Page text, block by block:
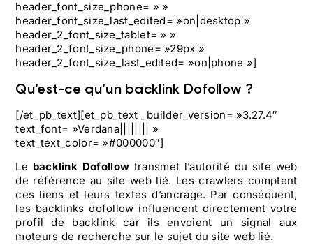
header_font_size_phone= » »
header_font_size_last_edited= »on|desktop »
header_2_font_size_tablet= » »
header_2_font_size_phone= »29px »
header_2_font_size_last_edited= »on|phone »]
Qu’est-ce qu’un backlink Dofollow ?
[/et_pb_text][et_pb_text _builder_version= »3.27.4″
text_font= »Verdana|||||||| »
text_text_color= »#000000″]
Le backlink Dofollow transmet l’autorité du site web
de référence au site web lié. Les crawlers comptent
ces liens et leurs textes d’ancrage. Par conséquent,
les backlinks dofollow influencent directement votre
profil de backlink car ils envoient un signal aux
moteurs de recherche sur le sujet du site web lié.